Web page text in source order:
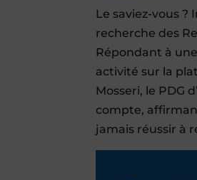
Le saviez-vous
recherche des
Répondant à
activité sur la
Mosseri, le PDG
compte,
jamais réussir à